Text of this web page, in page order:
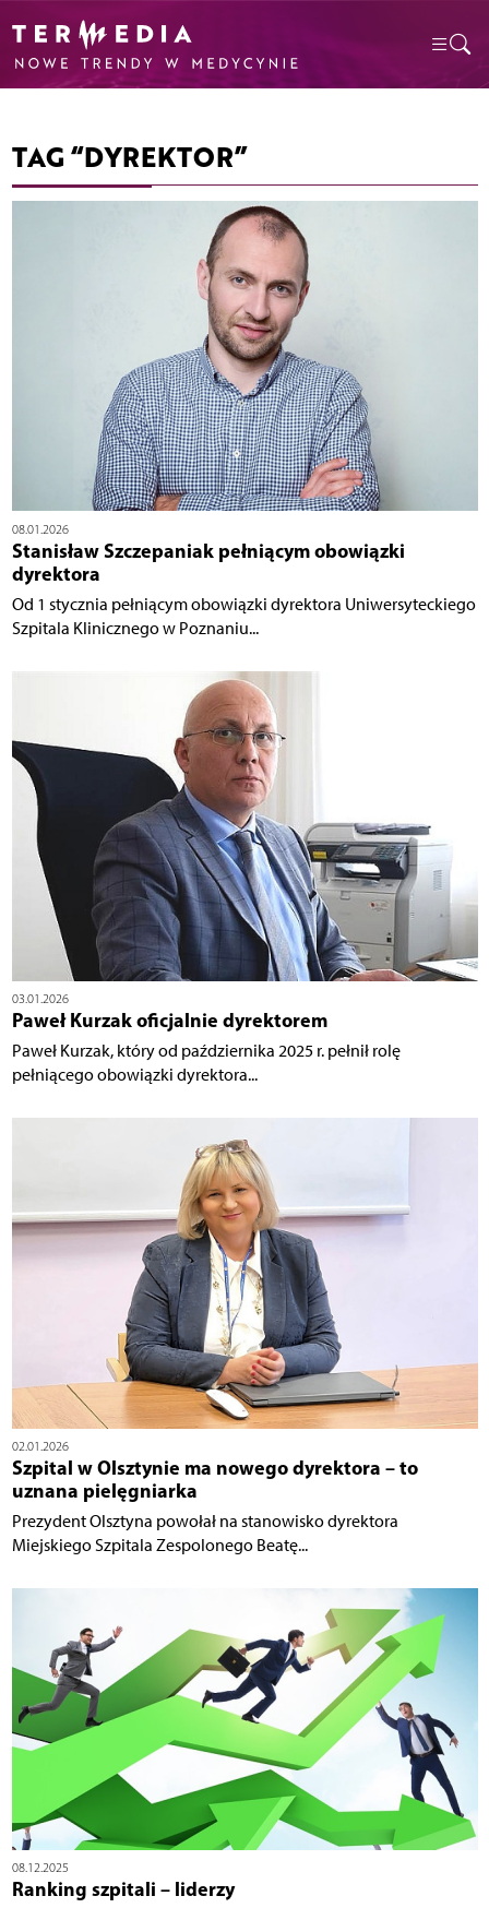
TAG “DYREKTOR”
08.01.2026
Stanisław Szczepaniak pełniącym obowiązki
dyrektora
Od 1 stycznia pełniącym obowiązki dyrektora Uniwersyteckiego
Szpitala Klinicznego w Poznaniu...
03.01.2026
Paweł Kurzak oficjalnie dyrektorem
Paweł Kurzak, który od października 2025 r. pełnił rolę
pełniącego obowiązki dyrektora...
02.01.2026
Szpital w Olsztynie ma nowego dyrektora – to
uznana pielęgniarka
Prezydent Olsztyna powołał na stanowisko dyrektora
Miejskiego Szpitala Zespolonego Beatę...
08.12.2025
Ranking szpitali – liderzy